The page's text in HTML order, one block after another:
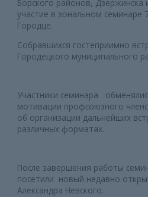
Борского районов, Дзержинска
участие в зональном семинаре
Городце.
Собравшихся гостеприимно
Городецкого муниципального
Участники семинара
мотивации профсоюзного
об организации дальнейших
различных форматах.
После завершения работы
посетили новый недавно
Александра Невского.